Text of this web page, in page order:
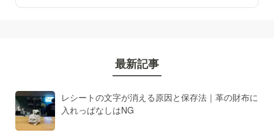
最新記事
レシートの文字が消える原因と保存法｜革の財布に
入れっぱなしはNG